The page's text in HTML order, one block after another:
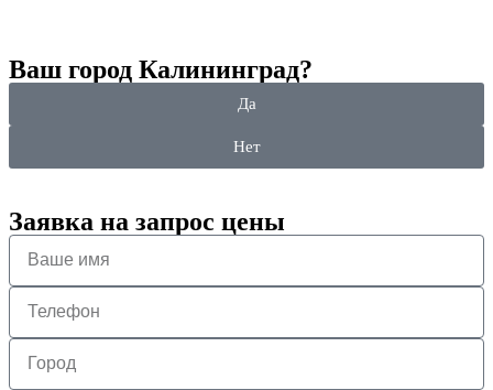
Ваш город Калининград?
Да
Нет
Заявка на запрос цены